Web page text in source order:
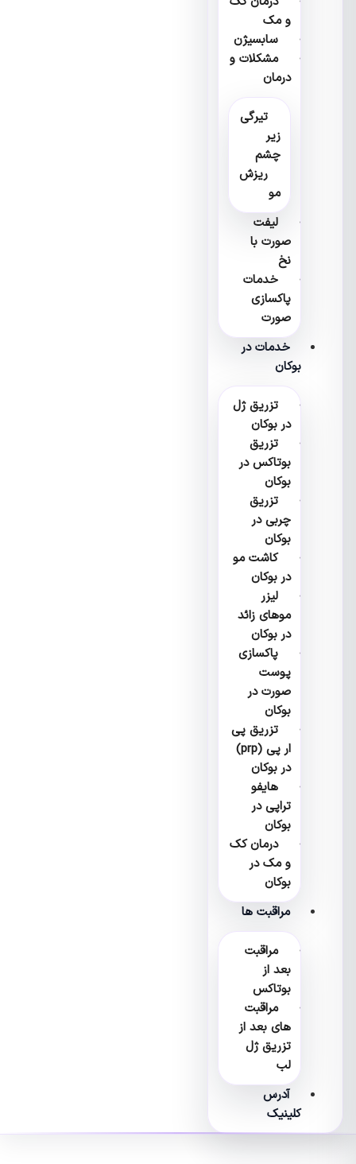
و مک
سابسیژن
مشکلات و
درمان
تیرگی
چشم
ریزش
لیفت
صورت با
خدمات
پاکسازی
صورت
خدمات در
بوکان
تزریق ژل
در بوکان
تزریق
بوتاکس در
بوکان
تزریق
چربی در
بوکان
کاشت مو
در بوکان
لیزر
موهای زائد
در بوکان
پاکسازی
پوست
صورت در
بوکان
تزریق پی
ار پی (prp)
در بوکان
هایفو
تراپی در
بوکان
درمان کک
و مک در
بوکان
مراقبت ها
مراقبت
بعد از
بوتاکس
مراقبت
های بعد از
تزریق ژل
آدرس
کلینیک